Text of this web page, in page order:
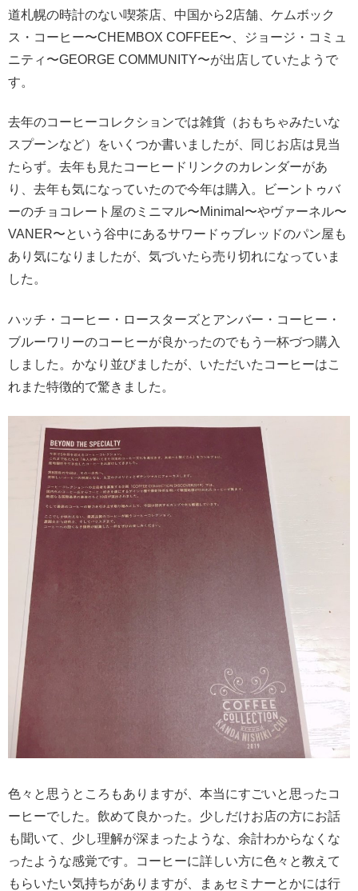
道札幌の時計のない喫茶店、中国から2店舗、ケムボック
ス・コーヒー〜CHEMBOX COFFEE〜、ジョージ・コミュ
ニティ〜GEORGE COMMUNITY〜が出店していたようで
す。
去年のコーヒーコレクションでは雑貨（おもちゃみたいな
スプーンなど）をいくつか書いましたが、同じお店は見当
たらず。去年も見たコーヒードリンクのカレンダーがあ
り、去年も気になっていたので今年は購入。ビーントゥバ
ーのチョコレート屋のミニマル〜Minimal〜やヴァーネル〜
VANER〜という谷中にあるサワードゥブレッドのパン屋も
あり気になりましたが、気づいたら売り切れになっていま
した。
ハッチ・コーヒー・ロースターズとアンバー・コーヒー・
ブルーワリーのコーヒーが良かったのでもう一杯づつ購入
しました。かなり並びましたが、いただいたコーヒーはこ
れまた特徴的で驚きました。
色々と思うところもありますが、本当にすごいと思ったコ
ーヒーでした。飲めて良かった。少しだけお店の方にお話
も聞いて、少し理解が深まったような、余計わからなくな
ったような感覚です。コーヒーに詳しい方に色々と教えて
もらいたい気持ちがありますが、まぁセミナーとかには行